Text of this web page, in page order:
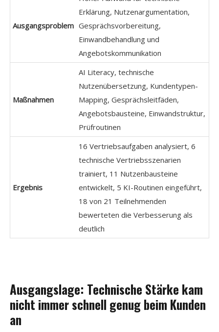
Ausgangsproblem
Erklärung, Nutzenargumentation,
Gesprächsvorbereitung,
Einwandbehandlung und
Angebotskommunikation
Maßnahmen
AI Literacy, technische
Nutzenübersetzung, Kundentypen-
Mapping, Gesprächsleitfäden,
Angebotsbausteine, Einwandstruktur,
Prüfroutinen
Ergebnis
16 Vertriebsaufgaben analysiert, 6
technische Vertriebsszenarien
trainiert, 11 Nutzenbausteine
entwickelt, 5 KI-Routinen eingeführt,
18 von 21 Teilnehmenden
bewerteten die Verbesserung als
deutlich
Ausgangslage: Technische Stärke kam
nicht immer schnell genug beim Kunden
an